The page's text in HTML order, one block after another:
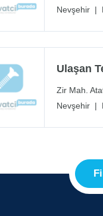
Nevşehir |
Ulaşan
Zir Mah.
Nevşehir |